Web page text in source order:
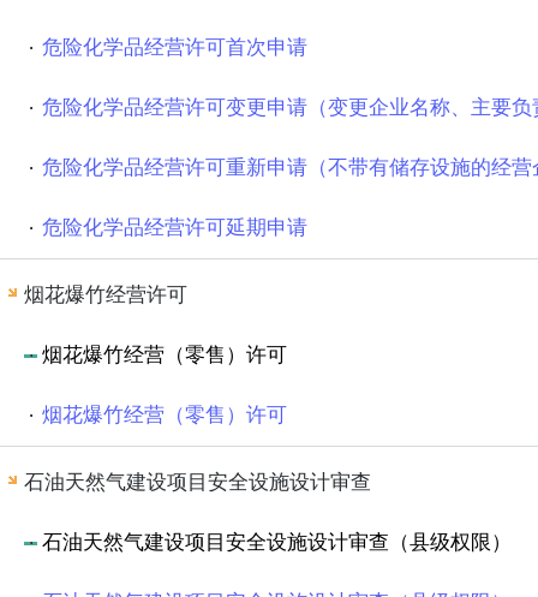
危险化学品经营许可首次申请
危险化学品经营许可变更申请（变更企业名称、主要
危险化学品经营许可延期申请
烟花爆竹经营许可
烟花爆竹经营（零售）许可
烟花爆竹经营（零售）许可
石油天然气建设项目安全设施设计审查
石油天然气建设项目安全设施设计审查（县级权限）